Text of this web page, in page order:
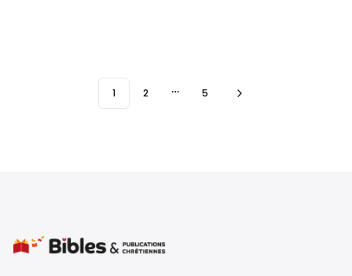
1 2 More pages
5